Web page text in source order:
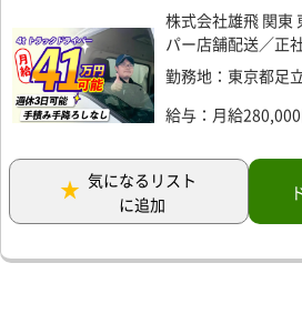
株式会社雄飛 関東
パー店舗配送／正社
勤務地：東京都足
給与：月給
気になるリスト
に追加